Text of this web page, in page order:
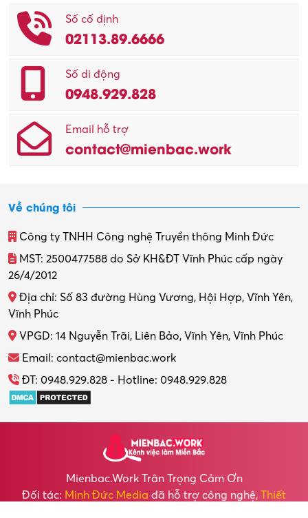
Số cố định
02113.89.6666
Số di động
0948.929.828
Email hỗ trợ
contact@mienbac.work
Về chúng tôi
Công ty TNHH Công nghệ Truyền thông Minh Đức
MST: 2500477588 do Sở KH&ĐT Vĩnh Phúc cấp ngày
26/4/2012
Địa chỉ: Số 83 đường Hùng Vương, Hội Hợp, Vĩnh Yên,
Vĩnh Phúc
VPGD: 14 Nguyễn Trãi, Liên Bảo, Vĩnh Yên, Vĩnh Phúc
Email: contact@mienbac.work
ĐT: 0948.929.828 - Hotline: 0948.929.828
Mienbac.work Trân Trọng Cảm Ơn
Đối tác: Minh Đức Media đã hỗ trợ công nghệ, Thiết